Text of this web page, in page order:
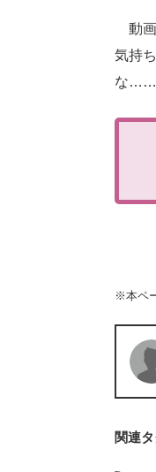
動画
気持
な……
※本ペ
関連